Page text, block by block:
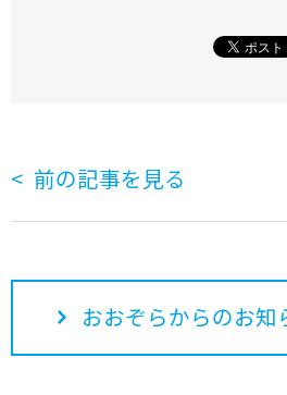
前の記事を見る
おおぞらからのお知